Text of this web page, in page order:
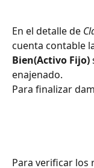
En el detalle de
cuenta contable
Bien(Activo Fijo)
enajenado.
Para finalizar
Para verificar los